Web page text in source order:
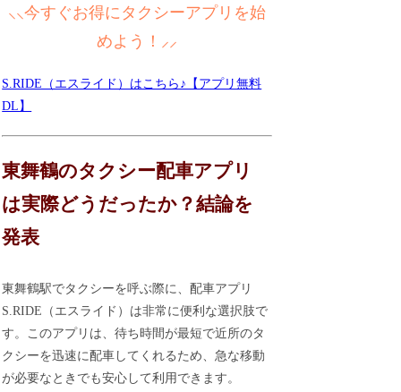
⸜⸜今すぐお得にタクシーアプリを始
めよう！⸝⸝
S.RIDE（エスライド）はこちら♪【アプリ無料
DL】
東舞鶴のタクシー配車アプリ
は実際どうだったか？結論を
発表
東舞鶴駅でタクシーを呼ぶ際に、配車アプリ
S.RIDE（エスライド）は非常に便利な選択肢で
す。このアプリは、待ち時間が最短で近所のタ
クシーを迅速に配車してくれるため、急な移動
が必要なときでも安心して利用できます。